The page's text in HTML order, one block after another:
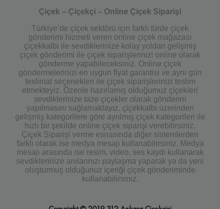
Çiçek – Çiçekçi – Online Çiçek Siparişi
Türkiye’de çiçek sektörü için farklı türde çiçek
gönderimi hizmeti veren online çiçek mağazası
çiçekkalbi ile sevdiklerinize kolay yoldan gelişmiş
çiçek gönderimi ile çiçek siparişlerinizi online olarak
gönderme yapabileceksiniz. Online çiçek
göndermelerinizi en uygun fiyat garantisi ve aynı gün
teslimat seçenekleri ile çiçek siparişlerinizi teslim
etmekteyiz. Özenle hazırlamış olduğumuz çiçekleri
sevdiklerinize taze çiçekler olarak gönderim
yapılmasını sağlamaktayız. çiçekkalbi üzerinden
gelişmiş kategorilere göre ayrılmış çiçek kategorileri ile
hızlı bir şekilde online çiçek siparişi verebilirsiniz.
Çiçek Siparişi verme esnasında diğer sistemlerden
farklı olarak ise medya mesajı kullanabilirsiniz. Medya
mesajı arasında ise resim, video, ses kaydı kullanarak
sevdiklerinize anılarınızı paylaşma yaparak ya da yeni
oluşturmuş olduğunuz içeriği çiçek gönderiminde
kullanabilirsiniz.